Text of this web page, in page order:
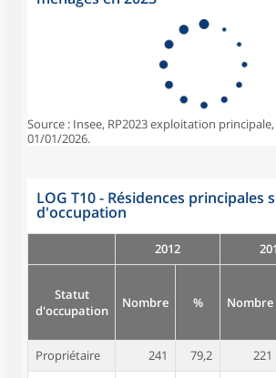
Source : Insee, RP2023 exploitation
01/01/2026.
LOG T10 - Résidences principales
d'occupation
2012
Statut
d'occupation
Nombre % Nombre
Propriétaire 241 79,2 221